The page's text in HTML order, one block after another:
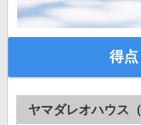
得
ヤマダレオハウス